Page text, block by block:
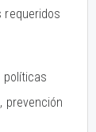
requeridos
políticas
prevención